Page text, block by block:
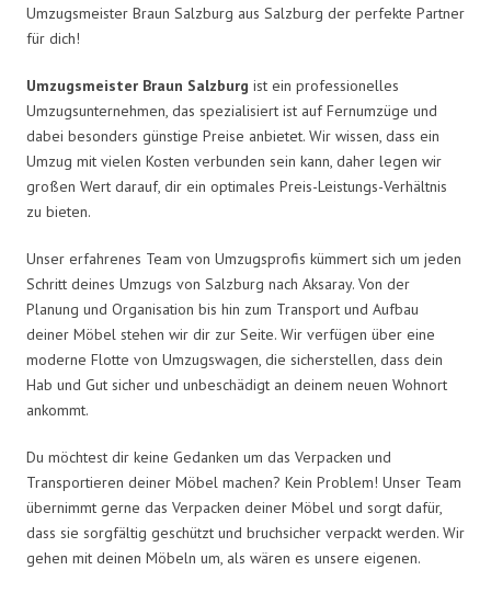
Umzugsmeister Braun Salzburg aus Salzburg der perfekte Partner
für dich!
Umzugsmeister Braun Salzburg ist ein professionelles
Umzugsunternehmen, das spezialisiert ist auf Fernumzüge und
dabei besonders günstige Preise anbietet. Wir wissen, dass ein
Umzug mit vielen Kosten verbunden sein kann, daher legen wir
großen Wert darauf, dir ein optimales Preis-Leistungs-Verhältnis
zu bieten.
Unser erfahrenes Team von Umzugsprofis kümmert sich um jeden
Schritt deines Umzugs von Salzburg nach Aksaray. Von der
Planung und Organisation bis hin zum Transport und Aufbau
deiner Möbel stehen wir dir zur Seite. Wir verfügen über eine
moderne Flotte von Umzugswagen, die sicherstellen, dass dein
Hab und Gut sicher und unbeschädigt an deinem neuen Wohnort
ankommt.
Du möchtest dir keine Gedanken um das Verpacken und
Transportieren deiner Möbel machen? Kein Problem! Unser Team
übernimmt gerne das Verpacken deiner Möbel und sorgt dafür,
dass sie sorgfältig geschützt und bruchsicher verpackt werden. Wir
gehen mit deinen Möbeln um, als wären es unsere eigenen.